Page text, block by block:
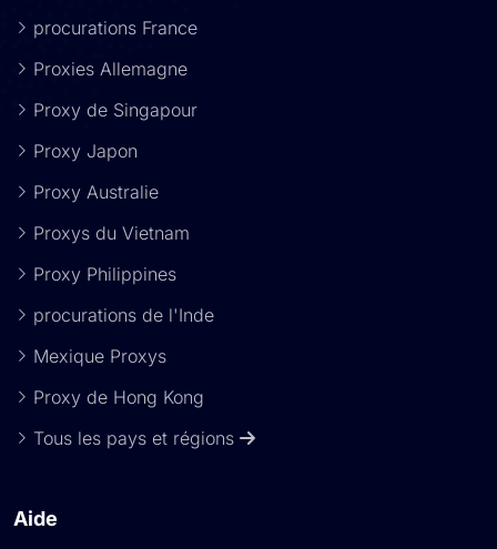
procurations France
Proxies Allemagne
Proxy de Singapour
Proxy Japon
Proxy Australie
Proxys du Vietnam
Proxy Philippines
procurations de l'Inde
Mexique Proxys
Proxy de Hong Kong
Tous les pays et régions
Aide